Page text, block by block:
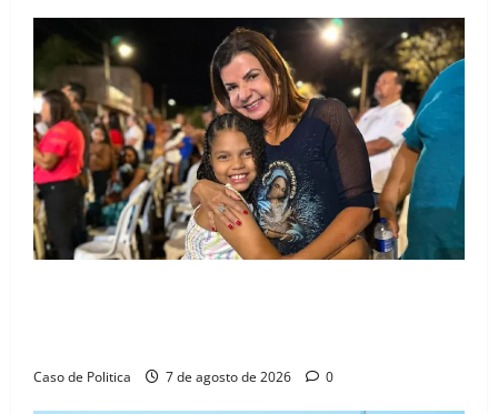
Caso de Politica 7 de agosto de 2026 0